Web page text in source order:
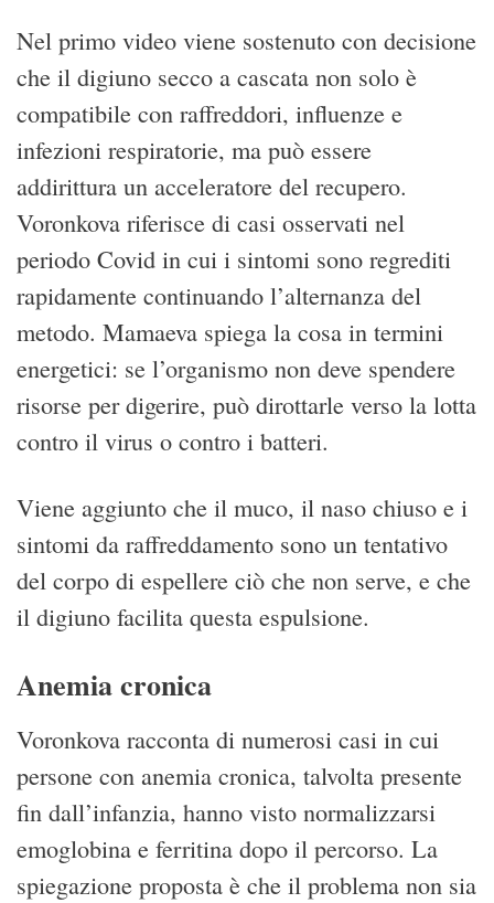
Nel primo video viene sostenuto con decisione
che il digiuno secco a cascata non solo è
compatibile con raffreddori, influenze e
infezioni respiratorie, ma può essere
addirittura un acceleratore del recupero.
Voronkova riferisce di casi osservati nel
periodo Covid in cui i sintomi sono regrediti
rapidamente continuando l’alternanza del
metodo. Mamaeva spiega la cosa in termini
energetici: se l’organismo non deve spendere
risorse per digerire, può dirottarle verso la lotta
contro il virus o contro i batteri.
Viene aggiunto che il muco, il naso chiuso e i
sintomi da raffreddamento sono un tentativo
del corpo di espellere ciò che non serve, e che
il digiuno facilita questa espulsione.
Anemia cronica
Voronkova racconta di numerosi casi in cui
persone con anemia cronica, talvolta presente
fin dall’infanzia, hanno visto normalizzarsi
emoglobina e ferritina dopo il percorso. La
spiegazione proposta è che il problema non sia